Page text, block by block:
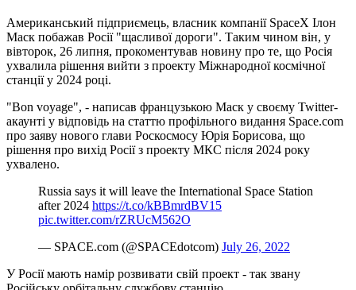
Американський підприємець, власник компанії SpaceX Ілон
Маск побажав Росії "щасливої дороги". Таким чином він, у
вівторок, 26 липня, прокоментував новину про те, що Росія
ухвалила рішення вийти з проекту Міжнародної космічної
станції у 2024 році.
"Bon voyage", - написав французькою Маск у своєму Twitter-
акаунті у відповідь на статтю профільного видання Space.com
про заяву нового глави Роскосмосу Юрія Борисова, що
рішення про вихід Росії з проекту МКС після 2024 року
ухвалено.
Russia says it will leave the International Space Station
after 2024 https://t.co/kBBmrdBV15
pic.twitter.com/rZRUcM562O
— SPACE.com (@SPACEdotcom) July 26, 2022
У Росії мають намір розвивати свій проект - так звану